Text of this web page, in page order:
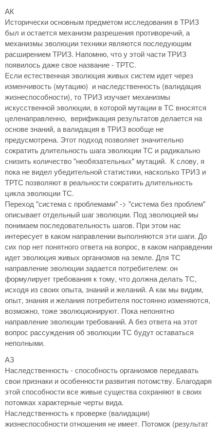
АК
Исторически основным предметом исследования в ТРИЗ
был и остается механизм разрешения противоречий, а
механизмы эволюции техники являются последующим
расширением ТРИЗ. Напомню, что у этой части ТРИЗ
появилось даже свое название - ТРТС.
Если естественная эволюция живых систем идет через
изменчивость (мутацию) и наследственность (валидация
жизнеспособности), то ТРИЗ изучает механизмы
искусственной эволюции, в которой мутации в ТС вносятся
целенаправленно, верификация результатов делается на
основе знаний, а валидация в ТРИЗ вообще не
предусмотрена. Этот подход позволяет значительно
сократить длительность шага эволюции ТС и радикально
снизить количество "необязательных" мутаций. К слову, я
пока не видел убедительной статистики, насколько ТРИЗ и
ТРТС позволяют в реальности сократить длительность
цикла эволюции ТС.
Переход "система с проблемами" -> "система без проблем"
описывает отдельный шаг эволюции. Под эволюцией мы
понимаем последовательность шагов. При этом нас
интересует в каком направлении выполняются эти шаги. До
сих пор нет понятного ответа на вопрос, в каком направдении
идет эволюция живых организмов на земле. Для ТС
направление эволюции задается потребителем: он
формулирует требования к тому, что должна делать ТС,
исходя из своих опыта, знаний и желаний. А как мы видим,
опыт, знания и желания потребителя постоянно изменяются,
возможно, тоже эволюционируют. Пока непонятно
направление эволюции требований. А без ответа на этот
вопрос рассуждения об эволюции ТС будут оставаться
неполными.
АЗ
Наследственность - способность организмов передавать
свои признаки и особенности развития потомству. Благодаря
этой способности все живые существа сохраняют в своих
потомках характерные черты вида.
Наследственность к проверке (валидации)
жизнеспособности отношения не имеет. Потомок (результат